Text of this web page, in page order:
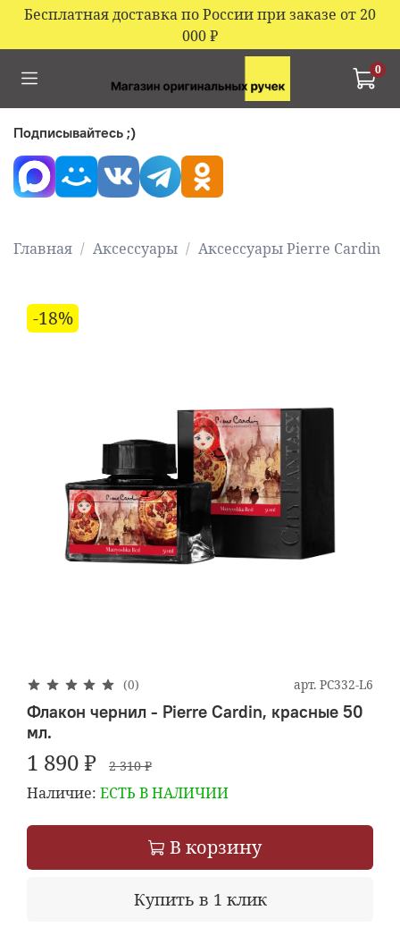
Бесплатная доставка по России при заказе от 20
000₽
0
Главная Аксессуары Аксессуары Pierre Cardin
-18%
(0) арт. PC332-L6
Флакон чернил - Pierre Cardin, красные 50
мл.
1 890 ₽ 2 310 ₽
Наличие: ЕСТЬ В НАЛИЧИИ
В корзину
Купить в 1 клик
Подписывайтесь ;)